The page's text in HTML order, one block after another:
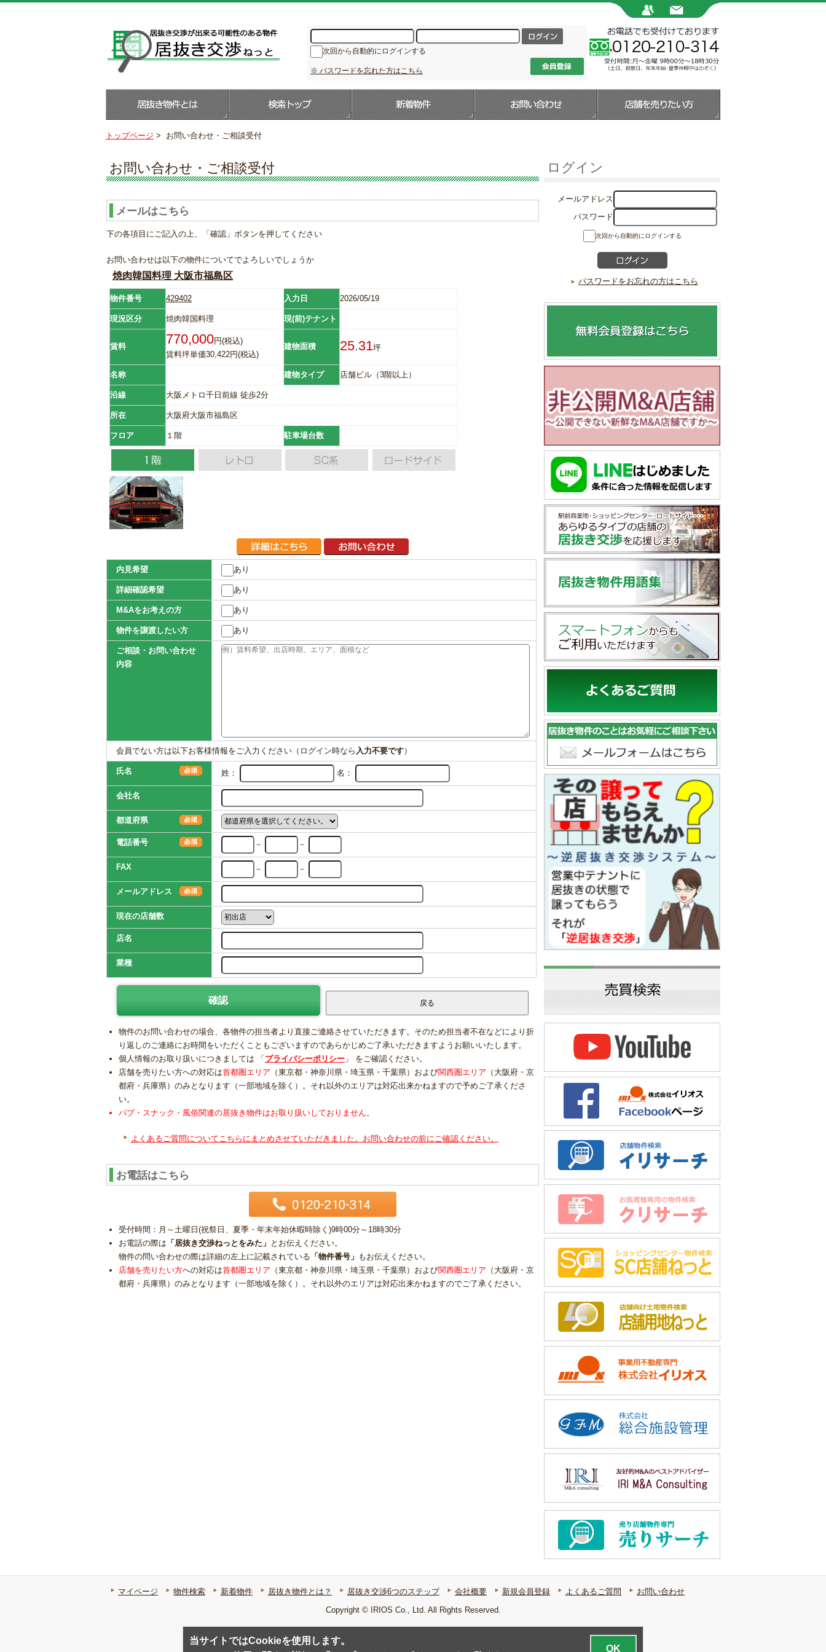
次回から自動的にログインする
※ パスワードを忘れた方はこちら
トップページ > お問い合わせ・ご相談受付
お問い合わせ・ご相談受付
メールはこちら
下の各項目にご記入の上、「確認」ボタンを押してください
お問い合わせは以下の物件についてでよろしいでしょうか
焼肉韓国料理 大阪市福島区
物件番号 429402 入力日 2026/05/19
現況区分 焼肉韓国料理 現(前)テナント
賃料 770,000円(税込)
賃料坪単価30,422円(税込)
建物面積 25.31坪
名称 建物タイプ 店舗ビル（3階以上）
沿線 大阪メトロ千日前線 徒歩2分
所在 大阪府大阪市福島区
フロア １階 駐車場台数
内見希望 あり
詳細確認希望 あり
M&Aをお考えの方 あり
物件を譲渡したい方 あり
ご相談・お問い合わせ
内容
会員でない方は以下お客様情報をご入力ください（ログイン時なら 入力不要です）
氏名 姓： 名：
会社名
都道府県
電話番号 － －
FAX － －
メールアドレス
現在の店舗数
店名
業種
物件のお問い合わせの場合、各物件の担当者より直接ご連絡させていただきます。そのため担当者不在などにより折
り返しのご連絡にお時間をいただくこともございますのであらかじめご了承いただきますようお願いいたします。
個人情報のお取り扱いにつきましては 「 プライバシーポリシー 」 をご確認ください。
店舗を売りたい方への対応は首都圏エリア （東京都・神奈川県・埼玉県・千葉県）および関西圏エリア （大阪府・京
都府・兵庫県）のみとなります（一部地域を除く）。それ以外のエリアは対応出来かねますので予めご了承くださ
い。
パブ・スナック・風俗関連の居抜き物件はお取り扱いしておりません。
よくあるご質問についてこちらにまとめさせていただきました。お問い合わせの前にご確認ください。
お電話はこちら
受付時間：月～土曜日(祝祭日、夏季・年末年始休暇時除く)9時00分～18時30分
お電話の際は 「居抜き交渉ねっとをみた」 とお伝えください。
物件の問い合わせの際は詳細の左上に記載されている 「物件番号」 もお伝えください。
店舗を売りたい方への対応は首都圏エリア （東京都・神奈川県・埼玉県・千葉県）および関西圏エリア （大阪府・京
都府・兵庫県）のみとなります（一部地域を除く）。それ以外のエリアは対応出来かねますのでご了承ください。
ログイン
メールアドレス
パスワード
次回から自動的にログインする
パスワードをお忘れの方はこちら
マイページ 物件検索 新着物件 居抜き物件とは？ 居抜き交渉6つのステップ 会社概要 新規会員登録 よくあるご質問
お問い合わせ
Copyright © IRIOS Co., Ltd. All Rights Reserved.
当サイトではCookieを使用します。
OK